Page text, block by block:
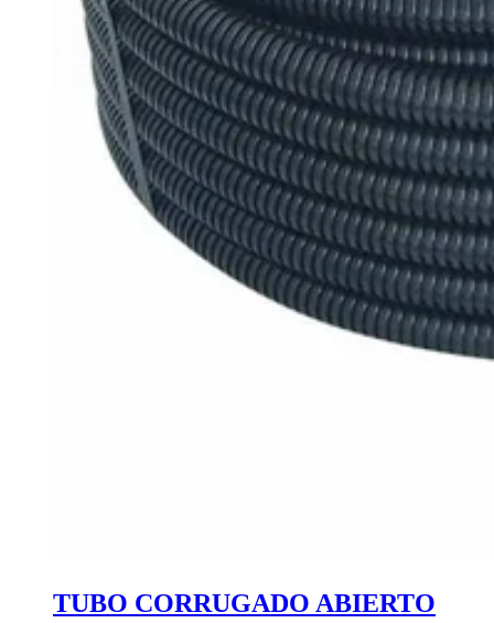
TUBO CORRUGADO ABIERTO